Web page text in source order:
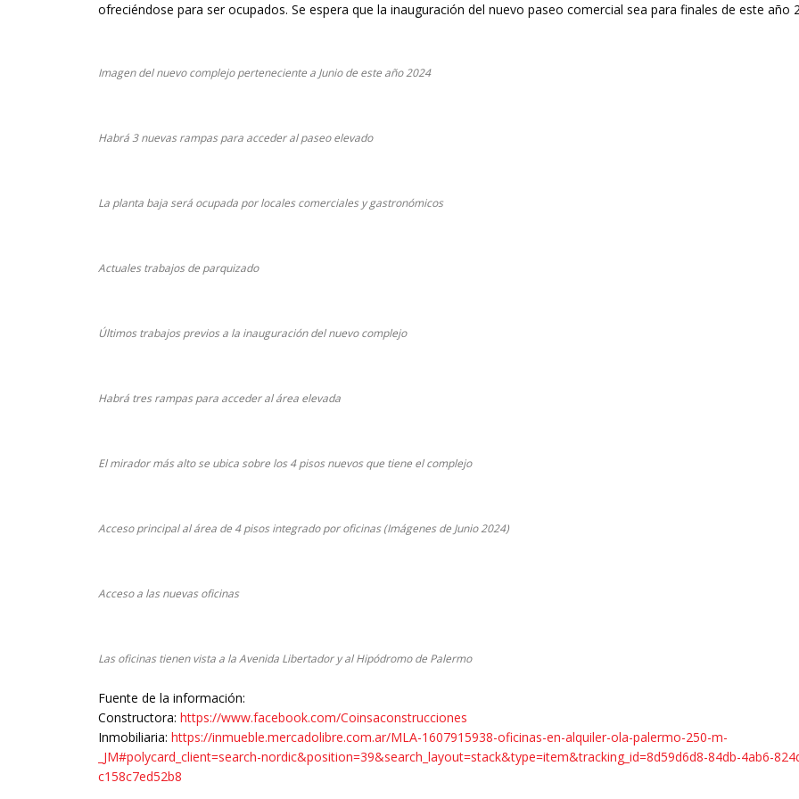
ofreciéndose para ser ocupados. Se espera que la inauguración del nuevo paseo comercial sea para finales de este año
Imagen del nuevo complejo perteneciente a Junio de este año 2024
Habrá 3 nuevas rampas para acceder al paseo elevado
La planta baja será ocupada por locales comerciales y gastronómicos
Actuales trabajos de parquizado
Últimos trabajos previos a la inauguración del nuevo complejo
Habrá tres rampas para acceder al área elevada
El mirador más alto se ubica sobre los 4 pisos nuevos que tiene el complejo
Acceso principal al área de 4 pisos integrado por oficinas (Imágenes de Junio 2024)
Acceso a las nuevas oficinas
Las oficinas tienen vista a la Avenida Libertador y al Hipódromo de Palermo
Fuente de la información:
Constructora: https://www.facebook.com/Coinsaconstrucciones
Inmobiliaria: https://inmueble.mercadolibre.com.ar/MLA-1607915938-oficinas-en-alquiler-ola-palermo-250-m-
_JM#polycard_client=search-nordic&position=39&search_layout=stack&type=item&tracking_id=8d59d6d8-84db-4ab6-
c158c7ed52b8